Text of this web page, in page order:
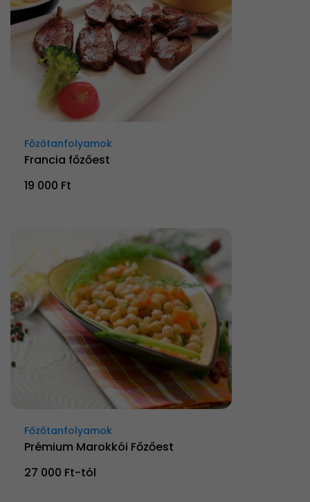
Főzőtanfolyamok
Francia főzőest
19 000 Ft
Főzőtanfolyamok
Prémium Marokkói Főzőest
27 000 Ft-tól